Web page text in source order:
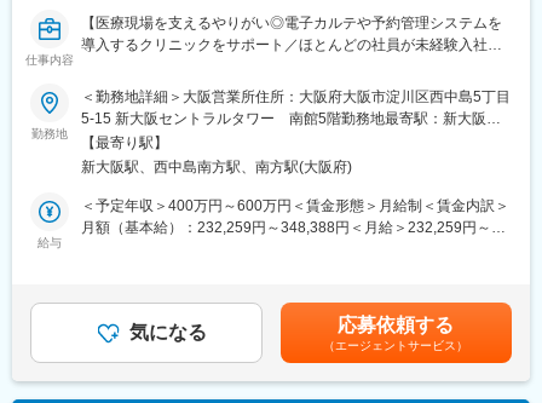
変更の範囲：会社の定める業務
後、実績・志向に応じて営業マネージャーやサービス企画、運用
などキャリアを拡げて頂く予定です。
PHCグループでは、中期計画のひとつとして「健康経営」の領域
に取り組むことを標榜し、健康状態の可視化や予防医療による従
業員の活力向上に向け貢献する企業・健保向けソリューションの
構築に取り組んでおり、その一環として、2023年4月よりLSIメデ
た。高齢化や医療費の高騰などを背景に「医療から健康・予防・
未病へ」への期待が高まり、国家的にも戦略的な取り組みが加速
仕事内容
【医療現場を支えるやりがい◎電子カルテや予約管理システムを
導入するクリニックをサポート／ほとんどの社員が未経験入社】
■職務内容：
当社製品である、電子カルテや予約管理システムの導入支援をお
任せします。クリニックへの訪問が多いため、外勤がメインとな
ります。
＜具体的な業務内容＞
◎システム導入時：
※システム使用開始当日は、クリニックでの立ち合いあり。
※システム単体で新規導入する場合、平均6～8回程度、訪問やリ
モート対応、電話対応などを行います。お客様とじっくり向き合
勤務地
＜勤務地詳細＞大阪営業所住所：大阪府大阪市淀川区西中島5丁目
5-15 新大阪セントラルタワー 南館5階勤務地最寄駅：新大阪駅
受動喫煙対策：屋内全面禁煙変更の範囲：会社の定める事業所
【最寄り駅】
新大阪駅、西中島南方駅、南方駅(大阪府)
給与
＜予定年収＞400万円～600万円＜賃金形態＞月給制＜賃金内訳＞
月額（基本給）：232,259円～348,388円＜月給＞232,259円～
ります。月給(月額)は固定手当を含めた表記です。
気になる 応募依頼する
（エージェントサービス）